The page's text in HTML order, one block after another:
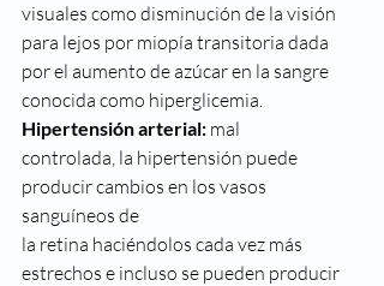
visuales como disminución de la visión
para lejos por miopía transitoria dada
por el aumento de azúcar en la sangre
conocida como hiperglicemia.
Hipertensión arterial: mal
controlada, la hipertensión puede
producir cambios en los vasos
sanguíneos de
la retina haciéndolos cada vez más
estrechos e incluso se pueden producir